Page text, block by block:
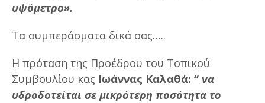
υψόμετρο».
Τα συμπεράσματα δικά σας…..
Η πρόταση της Προέδρου του Τοπικού
Συμβουλίου κας Ιωάννας Καλαθά: “ να
υδροδοτείται σε μικρότερη ποσότητα το